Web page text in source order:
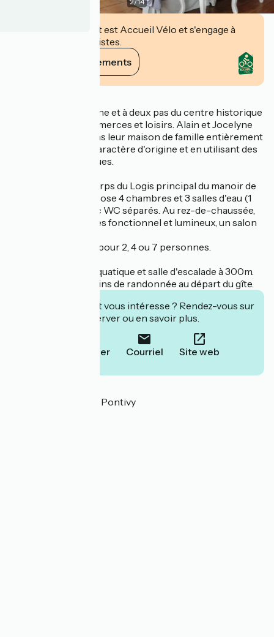
Cet établissement est Accueil Vélo et s'engage à
accueillir des cyclistes.
Voir ses engagements
À la fois à la campagne et à deux pas du centre historique
de Pontivy, ses commerces et loisirs. Alain et Jocelyne
vous accueillent dans leur maison de famille entièrement
rénovée dans son caractère d'origine et en utilisant des
matériaux écologiques.
Aménagé dans le corps du Logis principal du manoir de
Penkêr, ce gîte propose 4 chambres et 3 salles d'eau (1
avec baignoire) avec WC séparés. Au rez-de-chaussée,
un séjour cuisine très fonctionnel et lumineux, un salon
Possibilité de louer pour 2, 4 ou 7 personnes.
Commerces, pôle aquatique et salle d'escalade à 300m.
Canal à 1,5km. Chemins de randonnée au départ du gîte.
Cet établissement vous intéresse ? Rendez-vous sur
leur site pour réserver ou en savoir plus.
Téléphoner Courriel Site web
Chef de Ville 56300 Pontivy